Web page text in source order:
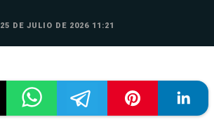
25 DE JULIO DE 2026 11:21